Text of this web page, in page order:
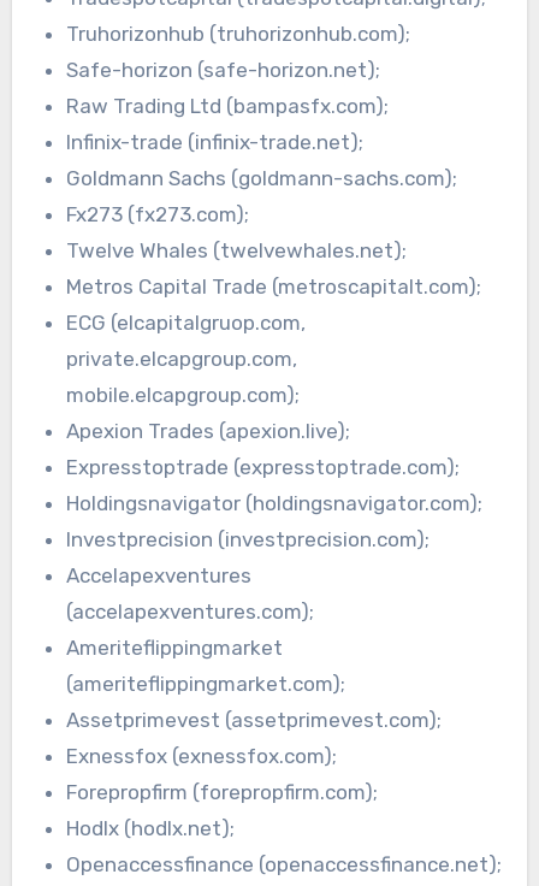
Truhorizonhub (truhorizonhub.com);
Safe-horizon (safe-horizon.net);
Raw Trading Ltd (bampasfx.com);
Infinix-trade (infinix-trade.net);
Goldmann Sachs (goldmann-sachs.com);
Fx273 (fx273.com);
Twelve Whales (twelvewhales.net);
Metros Capital Trade (metroscapitalt.com);
ECG (elcapitalgruop.com,
private.elcapgroup.com,
mobile.elcapgroup.com);
Apexion Trades (apexion.live);
Expresstoptrade (expresstoptrade.com);
Holdingsnavigator (holdingsnavigator.com);
Investprecision (investprecision.com);
Accelapexventures
(accelapexventures.com);
Ameriteflippingmarket
(ameriteflippingmarket.com);
Assetprimevest (assetprimevest.com);
Exnessfox (exnessfox.com);
Forepropfirm (forepropfirm.com);
Hodlx (hodlx.net);
Openaccessfinance (openaccessfinance.net);